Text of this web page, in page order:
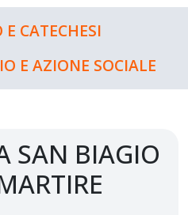
CATECHESI
E AZIONE SOCIALE
SAN BIAGIO